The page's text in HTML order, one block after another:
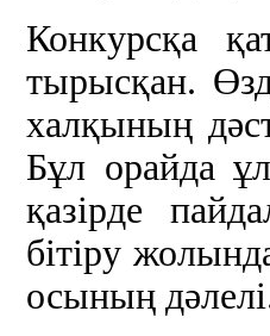
Конкурсқа
тырысқан.
халқының
Бұл орайда
қазірде
бітіру
осының